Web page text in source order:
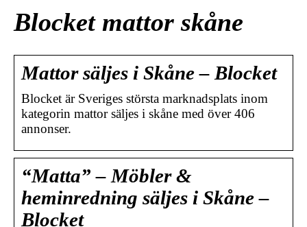
Blocket mattor skåne
Mattor säljes i Skåne – Blocket
Blocket är Sveriges största marknadsplats inom
kategorin mattor säljes i skåne med över 406
annonser.
“Matta” – Möbler &
heminredning säljes i Skåne –
Blocket